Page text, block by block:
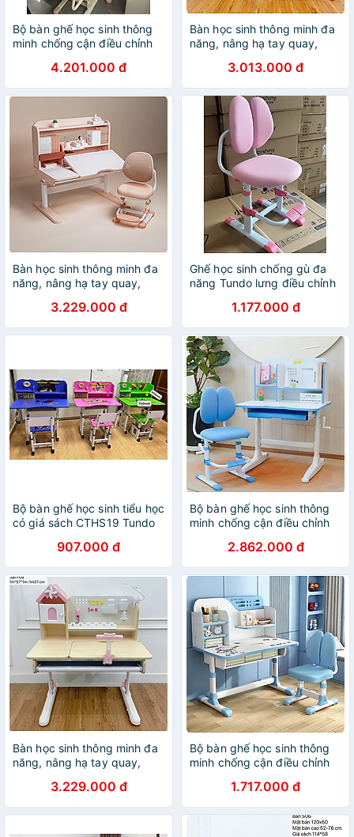
Bộ bàn ghế học sinh thông
minh chống cận điều chỉnh
CTIRSP100 kèm đèn ngang
100cm
4.201.000 đ
Bàn học sinh thông minh đa
năng, nâng hạ tay quay,
chống lóa Tundo CTA23
ngang 95cm
3.013.000 đ
Bàn học sinh thông minh đa
năng, nâng hạ tay quay,
chống cận Tundo
CTIRPro100 kèm đèn ngang
100cm
3.229.000 đ
Ghế học sinh chống gù đa
năng Tundo lưng điều chỉnh
1.177.000 đ
Bộ bàn ghế học sinh tiểu học
có giá sách CTHS19 Tundo
907.000 đ
Bộ bàn ghế học sinh thông
minh chống cận điều chỉnh
CTIRSBV52 ngang 80cm
2.862.000 đ
Bàn học sinh thông minh đa
năng, nâng hạ tay quay,
chống lóa Tundo CTF09
ngang 100cm
3.229.000 đ
Bộ bàn ghế học sinh thông
minh chống cận điều chỉnh
ngang 80cm1.717.000 đ